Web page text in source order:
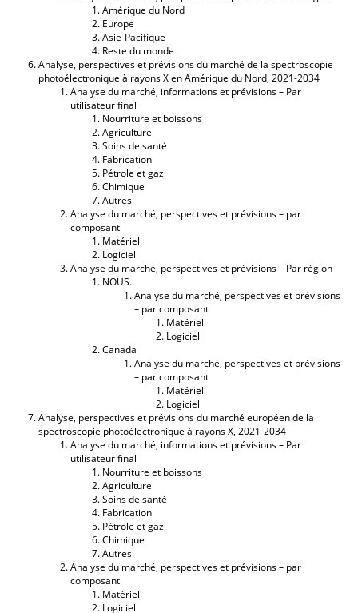
Amérique du Nord
Europe
Asie-Pacifique
Reste du monde
Analyse, perspectives et prévisions du marché de la spectroscopie
photoélectronique à rayons X en Amérique du Nord, 2021-2034
Analyse du marché, informations et prévisions – Par
utilisateur final
Nourriture et boissons
Agriculture
Soins de santé
Fabrication
Pétrole et gaz
Chimique
Autres
Analyse du marché, perspectives et prévisions – par
composant
Matériel
Logiciel
Analyse du marché, perspectives et prévisions – Par région
NOUS.
Analyse du marché, perspectives et prévisions
– par composant
Matériel
Logiciel
Canada
Analyse du marché, perspectives et prévisions
– par composant
Matériel
Logiciel
Analyse, perspectives et prévisions du marché européen de la
spectroscopie photoélectronique à rayons X, 2021-2034
Analyse du marché, informations et prévisions – Par
utilisateur final
Nourriture et boissons
Agriculture
Soins de santé
Fabrication
Pétrole et gaz
Chimique
Autres
Analyse du marché, perspectives et prévisions – par
composant
Matériel
Logiciel